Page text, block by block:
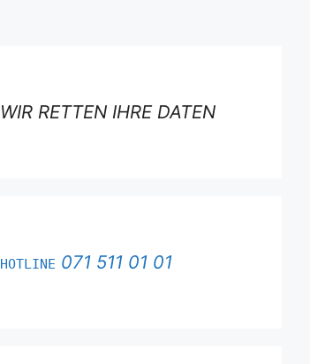
WIR RETTEN IHRE DATEN
HOTLINE 071 511 01 01